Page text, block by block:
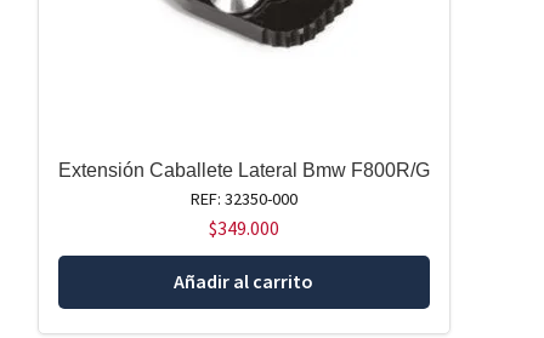
Extensión Caballete Lateral Bmw F800R/G
REF: 32350-000
$349.000
Añadir al carrito